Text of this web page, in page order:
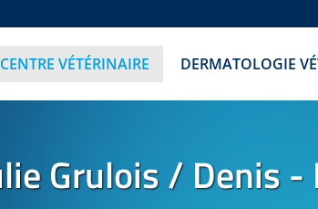
CENTRE VÉTÉRINAIRE DERMATOLOGIE
Grulois / Denis